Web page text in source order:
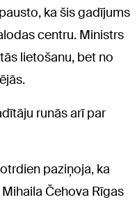
ka šis gadījums
centru. Ministrs
lietošanu, bet no
runās arī par
paziņoja, ka
Čehova Rīgas